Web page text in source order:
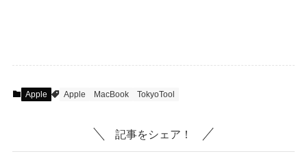
Apple Apple MacBook TokyoTool
記事をシェア！